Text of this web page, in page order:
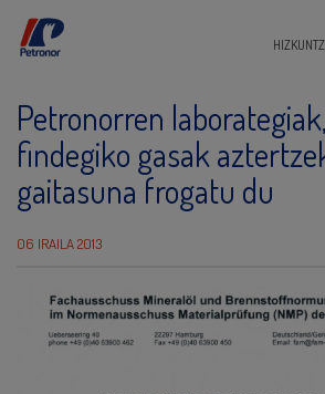
Petronorren
findegiko gasak
gaitasuna frogatu du
06 IRAILA 2013